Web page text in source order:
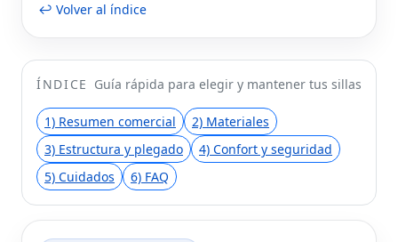
↩ Volver al índice
ÍNDICE Guía rápida para elegir y mantener tus sillas
1) Resumen comercial
2) Materiales
3) Estructura y plegado
4) Confort y seguridad
5) Cuidados
6) FAQ